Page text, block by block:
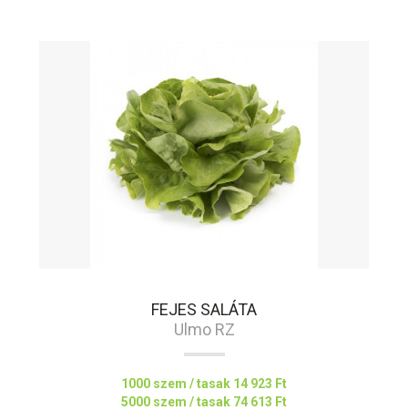
FEJES SALÁTA
Ulmo RZ
1000 szem / tasak 14 923 Ft
5000 szem / tasak 74 613 Ft